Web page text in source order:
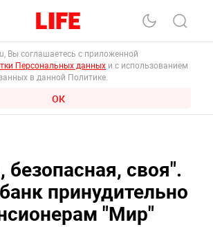
Вы соглашаетесь с приложенной
Персональных данных и с использованием
в данной Политике.
ОК
безопасная, своя".
принудительно
"Мир"